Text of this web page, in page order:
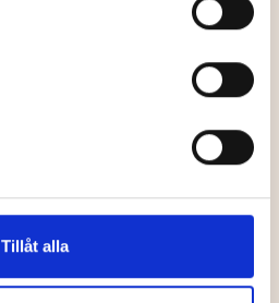
Tillåt alla
Guilty Pleasure
Restaurang